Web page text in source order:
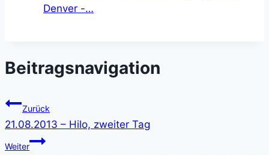
Denver -…
Beitragsnavigation
Zurück
21.08.2013 – Hilo, zweiter Tag
Weiter